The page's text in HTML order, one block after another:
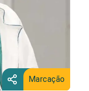
Marcação